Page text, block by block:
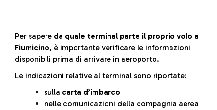
Per sapere da quale terminal parte il proprio volo a
Fiumicino, è importante verificare le informazioni
disponibili prima di arrivare in aeroporto.
Le indicazioni relative al terminal sono riportate:
sulla carta d’imbarco
nelle comunicazioni della compagnia aerea